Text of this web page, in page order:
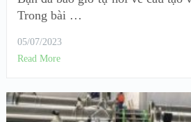
Trong bài …
05/07/2023
Read More